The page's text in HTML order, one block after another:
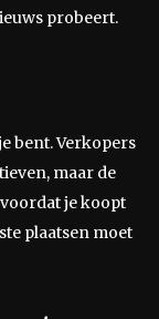
probeert.
bent. Verkopers
maar de
je koopt
plaatsen moet